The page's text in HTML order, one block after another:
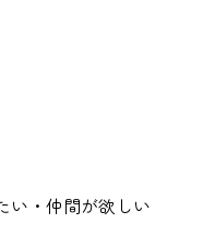
い・仲間が欲しい